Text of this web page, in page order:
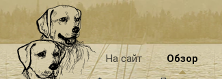
На сайт Обзор